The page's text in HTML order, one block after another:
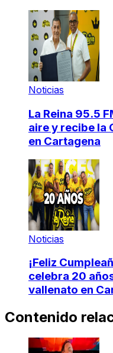
Noticias
La Reina 95.5
aire y recibe la
en Cartagena
Noticias
¡Feliz
celebra 20
vallenato en
Contenido